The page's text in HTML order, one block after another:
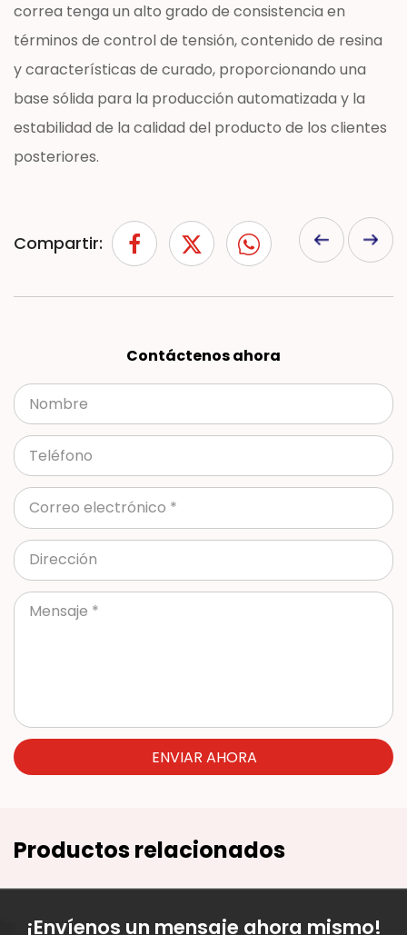
correa tenga un alto grado de consistencia en
términos de control de tensión, contenido de resina
y características de curado, proporcionando una
base sólida para la producción automatizada y la
estabilidad de la calidad del producto de los clientes
posteriores.
Compartir:
Contáctenos ahora
ENVIAR AHORA
Productos relacionados
¡Envíenos un mensaje ahora mismo!